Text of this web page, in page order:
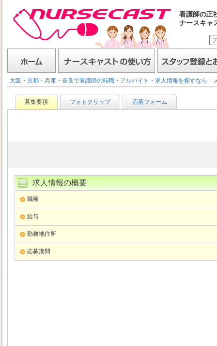
看護師の正
ナースキャ
ホーム ナースキャストの使い方 スタッフ登録とお仕
大阪・京都・兵庫・奈良で看護師の転職・アルバイト・求人情報を探すなら「
募集要項 フォトクリップ 応募フォーム
求人情報の概要
職種
給与
勤務地住所
応募期間